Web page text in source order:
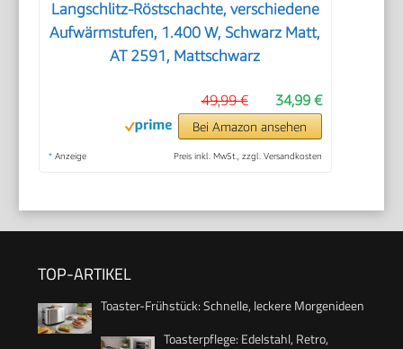
Langschlitz-Röstschachte, verschiedene
Aufwärmstufen, 1.400 W, Schwarz Matt,
AT 2591, Mattschwarz
34,99 €
49,99 €
Bei Amazon ansehen
* Anzeige Preis inkl. MwSt., zzgl. Versandkosten
TOP-ARTIKEL
Toaster-Frühstück: Schnelle, leckere Morgenideen
Toasterpflege: Edelstahl, Retro,